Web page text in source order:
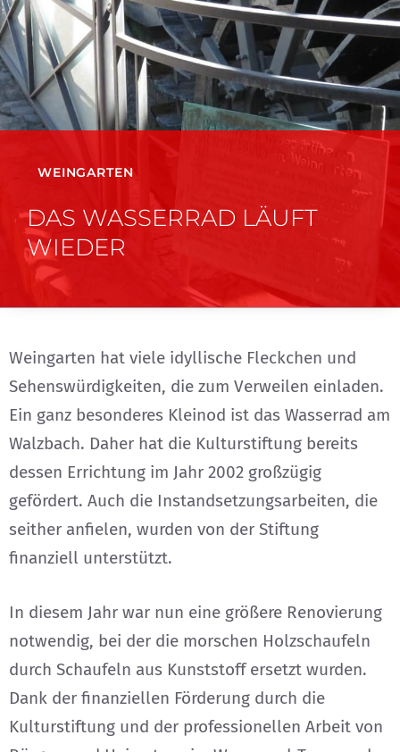
WEINGARTEN
DAS WASSERRAD LÄUFT
WIEDER
Weingarten hat viele idyllische Fleckchen und
Sehenswürdigkeiten, die zum Verweilen einladen.
Ein ganz besonderes Kleinod ist das Wasserrad am
Walzbach. Daher hat die Kulturstiftung bereits
dessen Errichtung im Jahr 2002 großzügig
gefördert. Auch die Instandsetzungsarbeiten, die
seither anfielen, wurden von der Stiftung
finanziell unterstützt.
In diesem Jahr war nun eine größere Renovierung
notwendig, bei der die morschen Holzschaufeln
durch Schaufeln aus Kunststoff ersetzt wurden.
Dank der finanziellen Förderung durch die
Kulturstiftung und der professionellen Arbeit von